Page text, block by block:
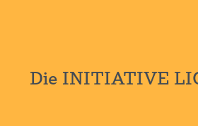
Die INITIATIVE